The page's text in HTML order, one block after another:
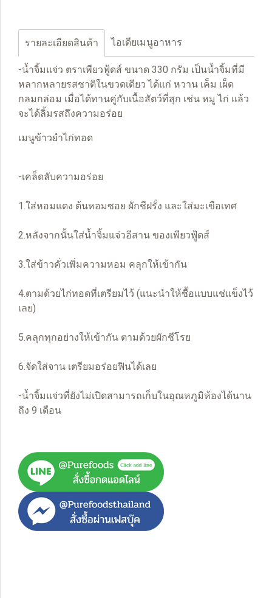
รายละเอียดสินค้า ไอเดียเมนูอาหาร
-น้ำจิ้มแจ่ว ตราเพียวฟู้ดส์ ขนาด 330 กรัม เป็นน้ำจิ้มที่มี
หลากหลายรสชาติในขวดเดียว ได้แก่ หวาน เค็ม เผ็ด
กลมกล่อม เมื่อได้ทานคู่กับเนื้อสัตว์ที่สุก เช่น หมู ไก่ แล้ว
จะได้ลิ้มรสถึงความอร่อย
เมนูข้าวยำไก่ทอด
-เคล็ดลับความอร่อย
1.ใส่หอมแดง ต้นหอมซอย ผักชีฝรั่ง และใส่มะเขือเทศ
2.หลังจากนั้นใส่น้ำจิ้มแจ่วอีสาน ของเพียวฟู้ดส์
3.ใส่ข้าวคั่วเพิ่มความหอม คลุกให้เข้ากัน
4.ตามด้วยไก่ทอดที่เตรียมไว้ (แนะนำให้ซื้อแบบแช่แข็งไว้
เลย)
5.คลุกทุกอย่างให้เข้ากัน ตามด้วยผักชีโรย
6.จัดใส่จาน เตรียมอร่อยฟินได้เลย
-น้ำจิ้มแจ่วที่ยังไม่เปิดสามารถเก็บในอุณหภูมิห้องได้นาน
ถึง 9 เดือน